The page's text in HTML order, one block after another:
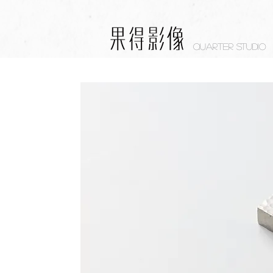
Quarter studio